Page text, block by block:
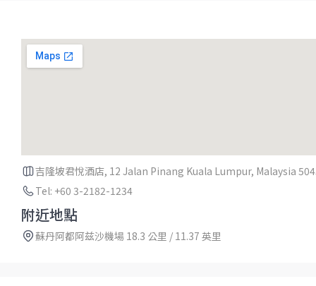
吉隆坡君悅酒店, 12 Jalan Pinang Kuala Lumpur, Malaysia
Tel: +60 3-2182-1234
附近地點
蘇丹阿都阿兹沙機場 18.3 公里 / 11.37 英里